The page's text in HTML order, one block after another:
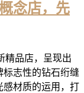
念店，先
精品店，呈现出
志性的钻石绗缝
感材质的运用，打